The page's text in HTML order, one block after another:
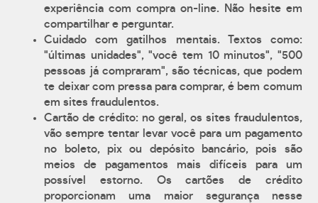
experiência com compra on-line. Não hesite em
compartilhar e perguntar.
Cuidado com gatilhos mentais. Textos como:
"últimas unidades", "você tem 10 minutos", "500
pessoas já compraram", são técnicas, que podem
te deixar com pressa para comprar, é bem comum
em sites fraudulentos.
Cartão de crédito: no geral, os sites fraudulentos,
vão sempre tentar levar você para um pagamento
no boleto, pix ou depósito bancário, pois são
meios de pagamentos mais difíceis para um
possível estorno. Os cartões de crédito
proporcionam uma maior segurança nesse